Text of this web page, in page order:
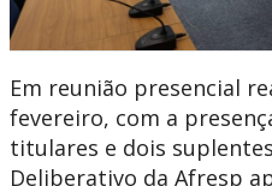
Em reunião presencial
fevereiro, com a
titulares e dois
Deliberativo da Afresp